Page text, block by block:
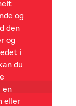
og
den
og
i
du
en
eller